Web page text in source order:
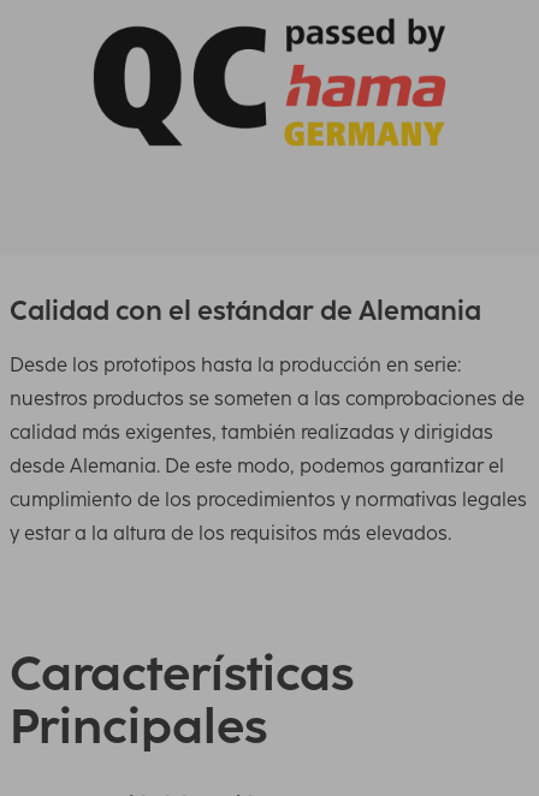
Calidad con el estándar de Alemania
Desde los prototipos hasta la producción en serie:
nuestros productos se someten a las comprobaciones de
calidad más exigentes, también realizadas y dirigidas
desde Alemania. De este modo, podemos garantizar el
cumplimiento de los procedimientos y normativas legales
y estar a la altura de los requisitos más elevados.
Características
Principales